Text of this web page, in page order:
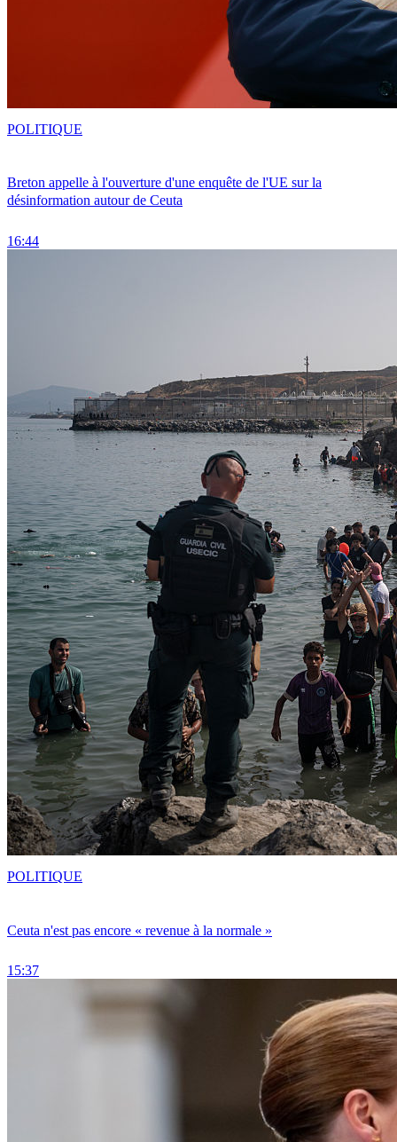
Breton appelle à l'ouverture d'une enquête de l'UE sur la
désinformation autour de Ceuta
16:44
POLITIQUE
Ceuta n'est pas encore « revenue à la normale »
15:37
POLITIQUE